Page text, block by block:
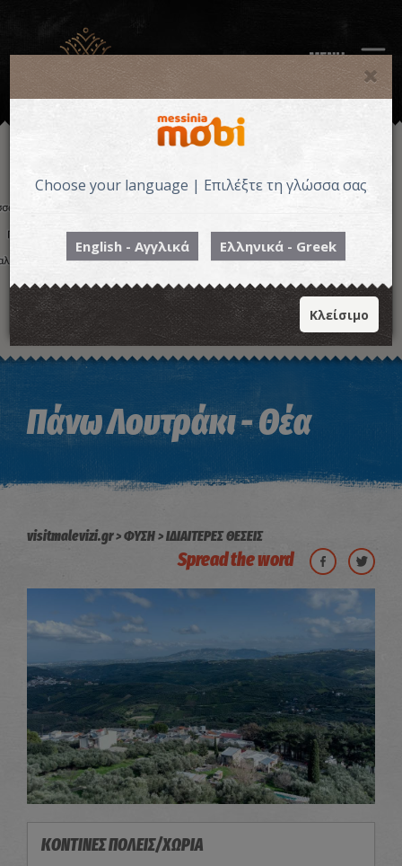
MENU
Η εικόνα ενδέχεται να υπόκειται σε πνευματικά δικαιώματα
Πάνω Λουτράκι - Θέα
visitmalevizi.gr ΦΥΣΗ ΙΔΙΑΙΤΕΡΕΣ ΘΕΣΕΙΣ
Spread the word
ΚΟΝΤΙΝΕΣ ΠΟΛΕΙΣ/ΧΩΡΙΑ
Choose your language | Επιλέξτε τη γλώσσα σας
English - Αγγλικά Ελληνικά - Greek
Κλείσιμο